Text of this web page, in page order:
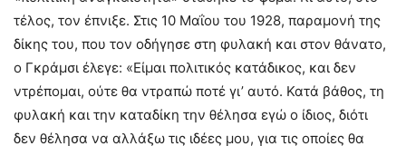
τέλος, τον έπνιξε. Στις 10 Μαΐου του 1928, παραμονή της
δίκης του, που τον οδήγησε στη φυλακή και στον θάνατο,
ο Γκράμσι έλεγε: «Είμαι πολιτικός κατάδικος, και δεν
ντρέπομαι, ούτε θα ντραπώ ποτέ γι’ αυτό. Κατά βάθος, τη
φυλακή και την καταδίκη την θέλησα εγώ ο ίδιος, διότι
δεν θέλησα να αλλάξω τις ιδέες μου, για τις οποίες θα